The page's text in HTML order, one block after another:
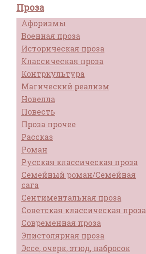
Проза
Афоризмы
Военная проза
Историческая проза
Классическая проза
Контркультура
Магический реализм
Новелла
Повесть
Проза прочее
Рассказ
Роман
Русская классическая проза
Семейный роман/Семейная
сага
Сентиментальная проза
Советская классическая проза
Современная проза
Эпистолярная проза
Эссе, очерк, этюд, набросок